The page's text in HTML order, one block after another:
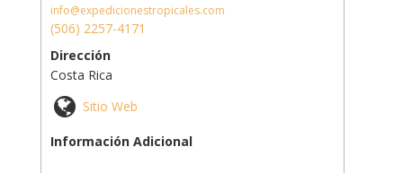
info@expedicionestropicales.com
(506) 2257-4171
Dirección
Costa Rica
Sitio Web
Información Adicional